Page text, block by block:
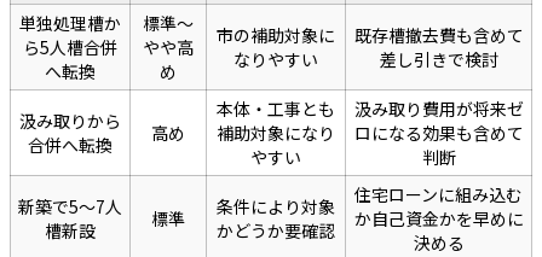
単独処理槽か
ら5人槽合併
へ転換
標準〜
やや高
め
市の補助対象に
なりやすい
既存槽撤去費も含めて
差し引きで検討
汲み取りから
合併へ転換
高め
本体・工事とも
補助対象になり
やすい
汲み取り費用が将来ゼ
ロになる効果も含めて
判断
新築で5〜7人
槽新設
標準
条件により対象
かどうか要確認
住宅ローンに組み込む
か自己資金かを早めに
決める